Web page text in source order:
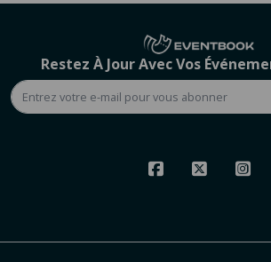
Restez À Jour Avec Vos